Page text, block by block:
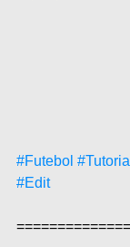
#Futebol #Tutorial
#Edit